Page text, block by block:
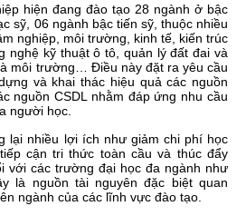
hiện đang đào tạo 28 ngành ở bậc
sỹ, 06 ngành bậc tiến sỹ, thuộc nhiều
nghiệp, môi trường, kinh tế, kiến trúc
nghệ kỹ thuật ô tô, quản lý đất đai và
môi trường… Điều này đặt ra yêu cầu
và khai thác hiệu quả các nguồn
nguồn CSDL nhằm đáp ứng nhu cầu
người học.
lại nhiều lợi ích như giảm chi phí học
cận tri thức toàn cầu và thúc đẩy
với các trường đại học đa ngành như
là nguồn tài nguyên đặc biệt quan
ngành của các lĩnh vực đào tạo.